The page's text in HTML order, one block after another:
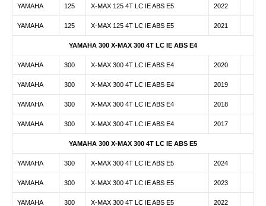
YAMAHA 125 X-MAX 125 4T LC IE ABS E5 2022
YAMAHA 125 X-MAX 125 4T LC IE ABS E5 2021
YAMAHA 300 X-MAX 300 4T LC IE ABS E4
YAMAHA 300 X-MAX 300 4T LC IE ABS E4 2020
YAMAHA 300 X-MAX 300 4T LC IE ABS E4 2019
YAMAHA 300 X-MAX 300 4T LC IE ABS E4 2018
YAMAHA 300 X-MAX 300 4T LC IE ABS E4 2017
YAMAHA 300 X-MAX 300 4T LC IE ABS E5
YAMAHA 300 X-MAX 300 4T LC IE ABS E5 2024
YAMAHA 300 X-MAX 300 4T LC IE ABS E5 2023
YAMAHA 300 X-MAX 300 4T LC IE ABS E5 2022